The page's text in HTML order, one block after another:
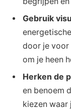
Gebruik
door je voor
om je heen
Herken de
en benoem
kiezen waar